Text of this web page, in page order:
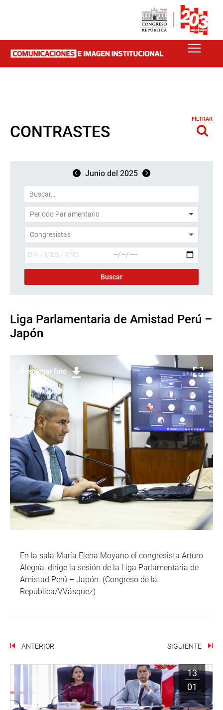
CONTRASTES
FILTRAR
Junio del 2025
Liga Parlamentaria de Amistad Perú –
Japón
Descargar foto
En la sala María Elena Moyano el congresista Arturo
Alegría, dirige la sesión de la Liga Parlamentaria de
Amistad Perú – Japón. (Congreso de la
República/VVásquez)
ANTERIOR SIGUIENTE
13
01